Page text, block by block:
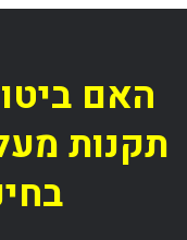
האם
תקנות